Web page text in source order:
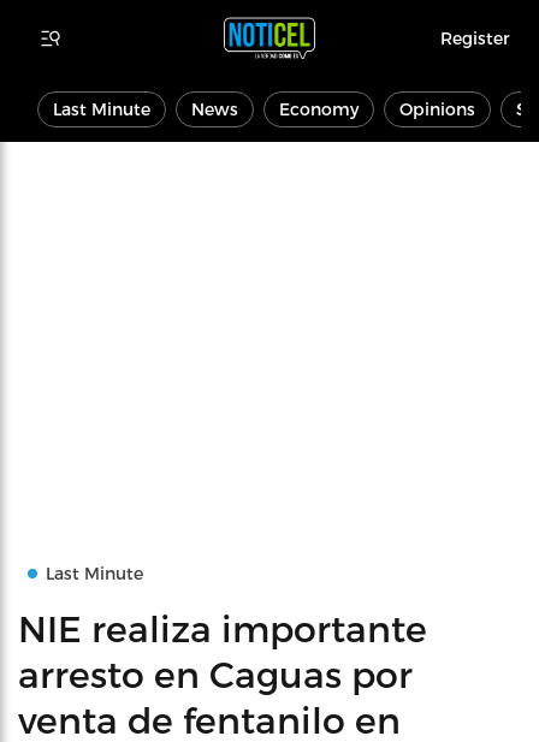
Register
Last Minute News Economy Opinions
Last Minute
NIE realiza importante
arresto en Caguas por
venta de fentanilo en